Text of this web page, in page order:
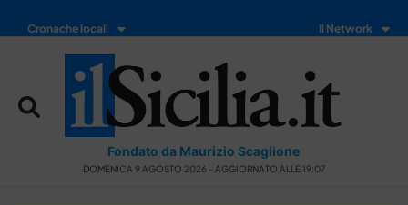
Cronache locali Il Network
Fondato da Maurizio Scaglione
DOMENICA 9 AGOSTO 2026 - AGGIORNATO ALLE 19:07